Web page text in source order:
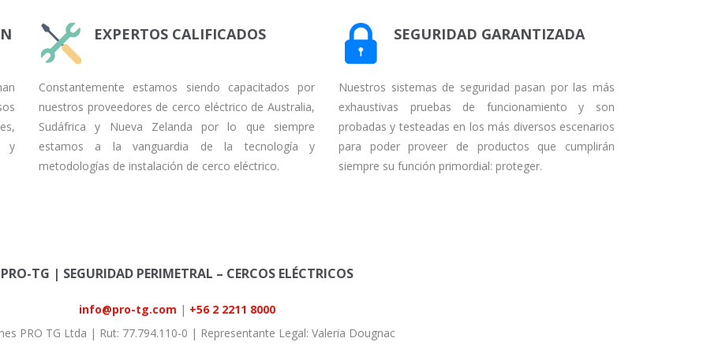
y
EXPERTOS CALIFICADOS
Constantemente estamos siendo capacitados por
nuestros proveedores de cerco eléctrico de Australia,
Sudáfrica y Nueva Zelanda por lo que siempre
estamos a la vanguardia de la tecnología y
metodologías de instalación de cerco eléctrico.
SEGURIDAD GARANTIZADA
Nuestros sistemas de seguridad pasan por las más
exhaustivas pruebas de funcionamiento y son
probadas y testeadas en los más diversos escenarios
para poder proveer de productos que cumplirán
siempre su función primordial: proteger.
PRO-TG | SEGURIDAD PERIMETRAL – CERCOS ELÉCTRICOS
info@pro-tg.com | +56 2 2211 8000
PRO TG Ltda | Rut: 77.794.110-0 | Representante Legal: Valeria Dougnac